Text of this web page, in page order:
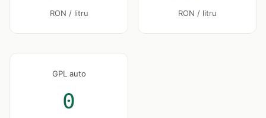
RON / litru RON / litru
GPL auto
0